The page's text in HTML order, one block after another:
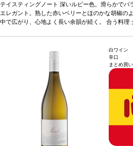
ンの照り焼きなどと好相性葡萄品種アリカンテ
が在庫切れの場合、在庫があり価格が同様の場合
更されます、ご了承ください。
テイスティングノート 深いルビー色。滑らかでバ
エレガント。熟した赤いベリーとほのかな胡椒の
中で広がり、心地よく長い余韻が続く。 合う料理
白ワイン
辛口
まとめ買い